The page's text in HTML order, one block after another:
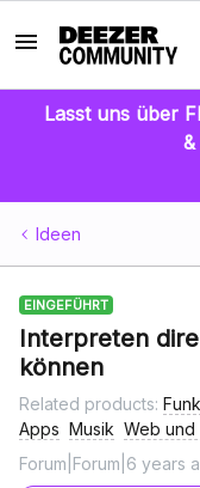
Lasst uns über
Ideen
EINGEFÜHRT
Interpreten
können
Related products:
Apps Musik Web und
Forum|Forum|6 years